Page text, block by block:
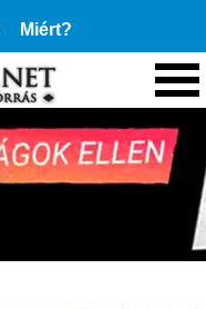
Miért?